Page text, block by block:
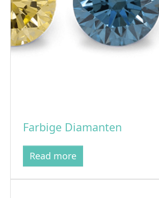
Farbige Diamanten
Read more